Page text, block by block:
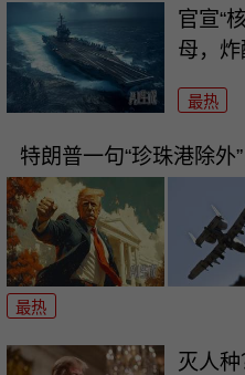
官宣“
母，
最热
特朗普一句“珍珠港除
最热
灭人